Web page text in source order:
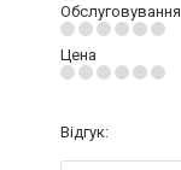
Обслуговування
Цена
Відгук: